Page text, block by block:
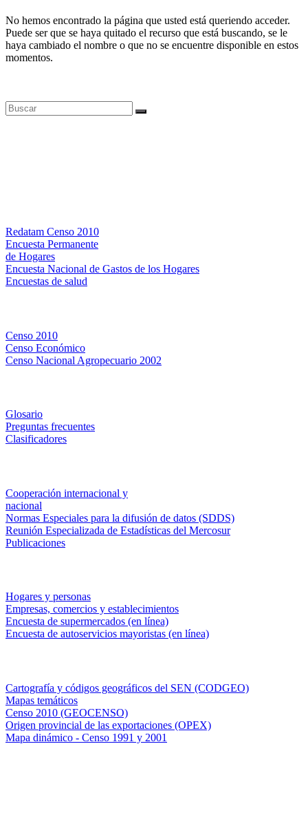
No hemos encontrado la página que usted está queriendo acceder.
Puede ser que se haya quitado el recurso que está buscando, se le
haya cambiado el nombre o que no se encuentre disponible en estos
momentos.
Redatam Censo 2010
Encuesta Permanente
de Hogares
Encuesta Nacional de Gastos de los Hogares
Encuestas de salud
Censo 2010
Censo Económico
Censo Nacional Agropecuario 2002
Glosario
Preguntas frecuentes
Clasificadores
Cooperación internacional y
nacional
Normas Especiales para la difusión de datos (SDDS)
Reunión Especializada de Estadísticas del Mercosur
Publicaciones
Hogares y personas
Empresas, comercios y establecimientos
Encuesta de supermercados (en línea)
Encuesta de autoservicios mayoristas (en línea)
Cartografía y códigos geográficos del SEN (CODGEO)
Mapas temáticos
Censo 2010 (GEOCENSO)
Origen provincial de las exportaciones (OPEX)
Mapa dinámico - Censo 1991 y 2001